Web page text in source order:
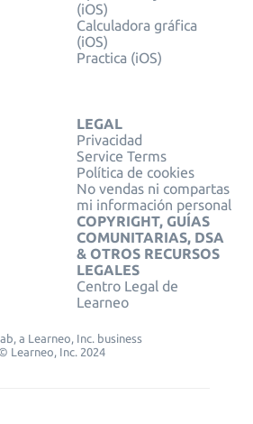
(iOS)
Calculadora gráfica
(iOS)
Practica (iOS)
LEGAL
Privacidad
Service Terms
Política de cookies
No vendas ni compartas
mi información personal
COPYRIGHT, GUÍAS
COMUNITARIAS, DSA
& OTROS RECURSOS
LEGALES
Centro Legal de
Learneo
a Learneo, Inc. business
© Learneo, Inc. 2024